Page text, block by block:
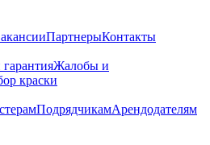
ПартнерыКонтакты
Жалобы и
краски
ПодрядчикамАрендодателям